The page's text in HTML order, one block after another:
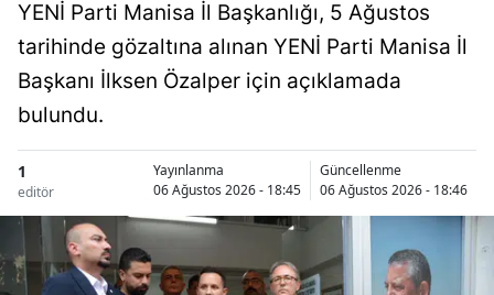
YENİ Parti Manisa İl Başkanlığı, 5 Ağustos
tarihinde gözaltına alınan YENİ Parti Manisa İl
Başkanı İlksen Özalper için açıklamada
bulundu.
1
editör
Yayınlanma
06 Ağustos 2026 - 18:45
Güncellenme
06 Ağustos 2026 - 18:46